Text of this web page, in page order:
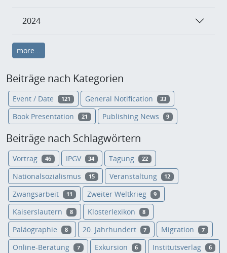
2024
more...
Beiträge nach Kategorien
Event / Date 121 General Notification 33
Book Presentation 21 Publishing News 9
Beiträge nach Schlagwörtern
Vortrag 46 IPGV 34 Tagung 22
Nationalsozialismus 15 Veranstaltung 12
Zwangsarbeit 11 Zweiter Weltkrieg 9
Kaiserslautern 8 Klosterlexikon 8
Paläographie 8 20. Jahrhundert 7 Migration 7
Online-Beratung 7 Exkursion 6 Institutsverlag 6